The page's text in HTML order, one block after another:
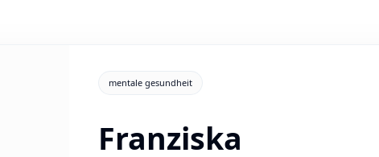
mentale gesundheit
Franziska